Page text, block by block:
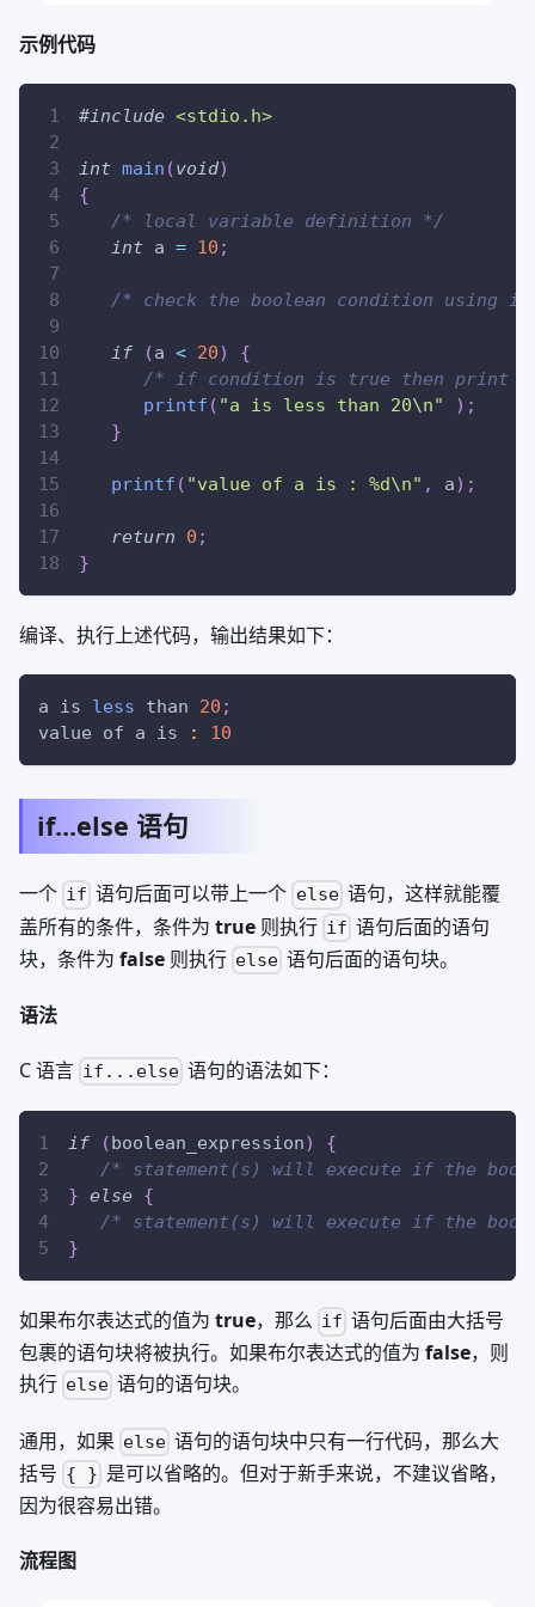
示例代码
#include <stdio.h>
int main (void)
{
/* local variable definition */
int a = 10 ;
/* check the boolean condition using
if (a < 20)
{
/* if condition is true then print
printf ( "a is less than 20\n" ) ;
}
printf ( "value of a is : %d\n" , a) ;
return 0 ;
}
编译、执行上述代码，输出结果如下：
a is less than 20 ;
value of a is
: 10
if...else 语句
一个 if 语句后面可以带上一个 else 语句，这样就能覆
盖所有的条件，条件为 true 则执行 if 语句后面的语句
块，条件为 false 则执行 else 语句后面的语句块。
语法
C 语言 if...else 语句的语法如下：
if (boolean_expression)
{
/* statement(s) will execute if the
} else {
/* statement(s) will execute if the
}
如果布尔表达式的值为 true，那么 if 语句后面由大括号
包裹的语句块将被执行。如果布尔表达式的值为 false，则
执行 else 语句的语句块。
通用，如果 else 语句的语句块中只有一行代码，那么大
括号 { } 是可以省略的。但对于新手来说，不建议省略，
因为很容易出错。
流程图